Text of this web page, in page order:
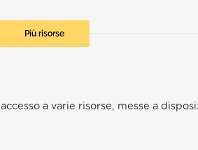
Più risorse
a varie risorse, messe a